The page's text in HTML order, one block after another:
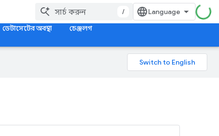
/
ডেটাসেটের অবস্থা চেঞ্জলগ